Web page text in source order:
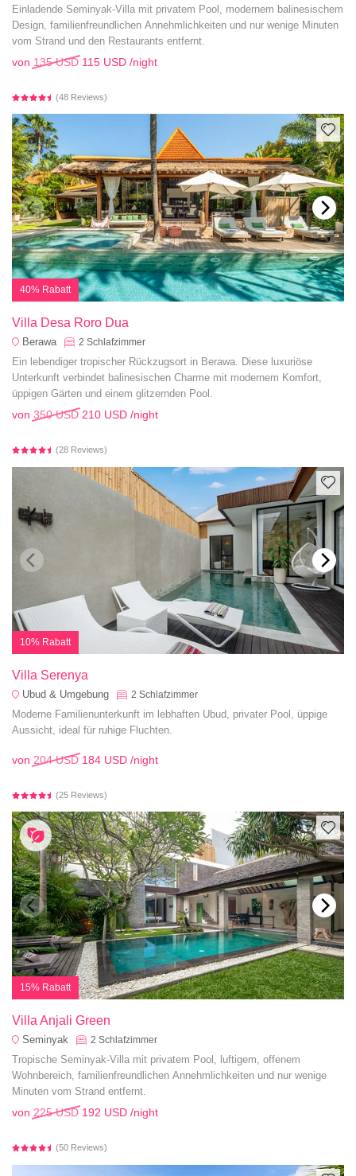
Einladende Seminyak-Villa mit privatem Pool, modernem balinesischem
Design, familienfreundlichen Annehmlichkeiten und nur wenige Minuten
vom Strand und den Restaurants entfernt.
von 135 USD 115 USD /night
(48 Reviews)
40% Rabatt
Villa Desa Roro Dua
Berawa 2 Schlafzimmer
Ein lebendiger tropischer Rückzugsort in Berawa. Diese luxuriöse
Unterkunft verbindet balinesischen Charme mit modernem Komfort,
üppigen Gärten und einem glitzernden Pool.
von 350 USD 210 USD /night
(28 Reviews)
10% Rabatt
Villa Serenya
Ubud & Umgebung 2 Schlafzimmer
Moderne Familienunterkunft im lebhaften Ubud, privater Pool, üppige
Aussicht, ideal für ruhige Fluchten.
von 204 USD 184 USD /night
(25 Reviews)
15% Rabatt
Villa Anjali Green
Seminyak 2 Schlafzimmer
Tropische Seminyak-Villa mit privatem Pool, luftigem, offenem
Wohnbereich, familienfreundlichen Annehmlichkeiten und nur wenige
Minuten vom Strand entfernt.
von 225 USD 192 USD /night
(50 Reviews)